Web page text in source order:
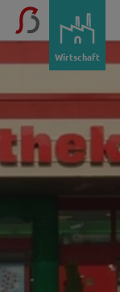
Wirtschaft